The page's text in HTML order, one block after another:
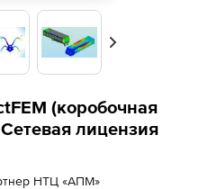
Вперед
(коробочная
лицензия
НТЦ «АПМ»